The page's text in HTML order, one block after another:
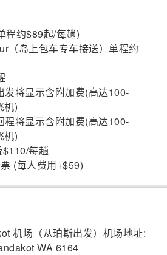
程约$89起/每趟)
（岛上包车专车接送）单程约
发将显示含附加费(高达100-
机)
程将显示含附加费(高达100-
机)
每趟
(每人费用+$59)
机场（从珀斯出发）机场地址:
WA 6164